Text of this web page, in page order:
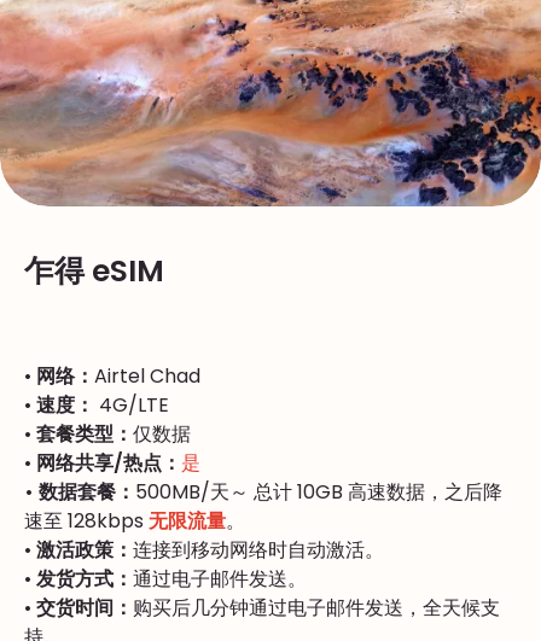
乍得 eSIM
• 网络： Airtel Chad
• 速度： 4G/LTE
• 套餐类型： 仅数据
• 网络共享/热点： 是
• 数据套餐： 500MB/天～ 总计 10GB 高速数据，之后降
速至 128kbps 无限流量。
• 激活政策： 连接到移动网络时自动激活。
• 发货方式： 通过电子邮件发送。
• 交货时间： 购买后几分钟通过电子邮件发送，全天候支